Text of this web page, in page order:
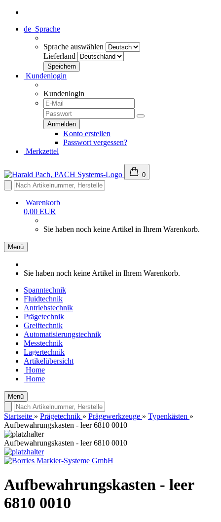
de Sprache
Sprache auswählen
Lieferland
Kundenlogin
Kundenlogin
Konto erstellen
Passwort vergessen?
Merkzettel
0
Warenkorb
0,00 EUR
Sie haben noch keine Artikel in Ihrem Warenkorb.
Menü
Sie haben noch keine Artikel in Ihrem Warenkorb.
Spanntechnik
Fluidtechnik
Antriebstechnik
Prägetechnik
Greiftechnik
Automatisierungstechnik
Messtechnik
Lagertechnik
Artikelübersicht
Home
Home
Menü
Startseite » Prägetechnik » Prägewerkzeuge » Typenkästen »
Aufbewahrungskasten - leer 6810 0010
Aufbewahrungskasten - leer 6810 0010
Aufbewahrungskasten - leer
6810 0010